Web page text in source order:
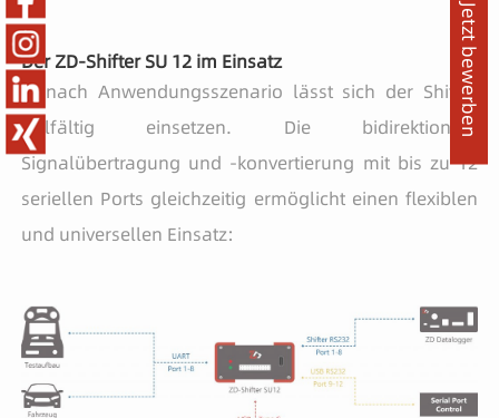
Der ZD-Shifter SU 12 im Einsatz
Je nach Anwendungsszenario lässt sich der Shifter
vielfältig einsetzen. Die bidirektionale
Signalübertragung und -konvertierung mit bis zu 12
seriellen Ports gleichzeitig ermöglicht einen flexiblen
und universellen Einsatz:
Jetzt bewerben